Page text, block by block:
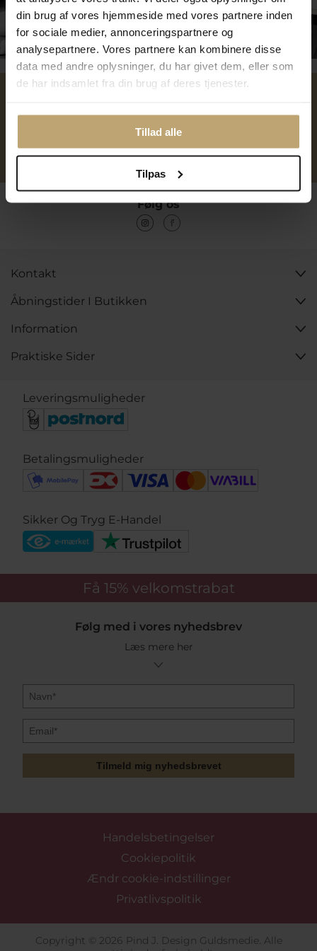
din brug af vores hjemmeside med vores partnere inden
for sociale medier, annonceringspartnere og
analysepartnere. Vores partnere kan kombinere disse
data med andre oplysninger, du har givet dem, eller som
de har indsamlet fra din brug af deres tjenester.
Tillad alle
Tilpas
Tilmeld dig kundeklubben
Personlig kundeservice
Reparation af smykker og
Følg os
Kontakt
Åbningstider I Butikken
Information
Praktiske Sider
Leveringsmuligheder
Betalingsmuligheder
Sikker Og Tryg E-Handel
Få 15% velkomstrabat
Følg med i vores nyhedsbrev
Læs mere her
Tilmeld mig nyhedsbrevet
Handelsbetingelser
Cookiepolitik
Ændr cookie-indstillinger
Privatlivspolitik
Copyright © 2026 Pind J. Design Guldsmedie. Alle